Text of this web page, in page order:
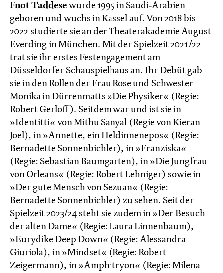
Fnot Taddese wurde 1995 in Saudi-Arabien
geboren und wuchs in Kassel auf. Von 2018 bis
2022 studierte sie an der Theaterakademie August
Everding in München. Mit der Spielzeit 2021/22
trat sie ihr erstes Festengagement am
Düsseldorfer Schauspielhaus an. Ihr Debüt gab
sie in den Rollen der Frau Rose und Schwester
Monika in Dürrenmatts »Die Physiker« (Regie:
Robert Gerloff).​ Seitdem war und ist sie in
»Identitti« von Mithu Sanyal (Regie von Kieran
Joel), in »Annette, ein Heldinnenepos« (Regie:
Bernadette Sonnenbichler), in »Franziska«
(Regie: Sebastian Baumgarten), in »Die Jungfrau
von Orleans« (Regie: Robert Lehniger) sowie in
»Der gute Mensch von Sezuan« (Regie:
Bernadette Sonnenbichler) zu sehen. Seit der
Spielzeit 2023/24 steht sie zudem in »Der Besuch
der alten Dame« (Regie: Laura Linnenbaum),
»Eurydike Deep Down« (Regie: Alessandra
Giuriola), in »Mindset« (Regie: Robert
Zeigermann), in »Amphitryon« (Regie: Milena